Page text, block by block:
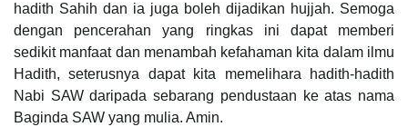
hadith Sahih dan ia juga boleh dijadikan hujjah. Semoga
dengan pencerahan yang ringkas ini dapat memberi
sedikit manfaat dan menambah kefahaman kita dalam ilmu
Hadith, seterusnya dapat kita memelihara hadith-hadith
Nabi SAW daripada sebarang pendustaan ke atas nama
Baginda SAW yang mulia. Amin.